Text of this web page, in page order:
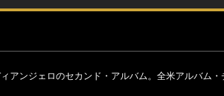
アンジェロのセカンド・アルバム。全米アルバム・